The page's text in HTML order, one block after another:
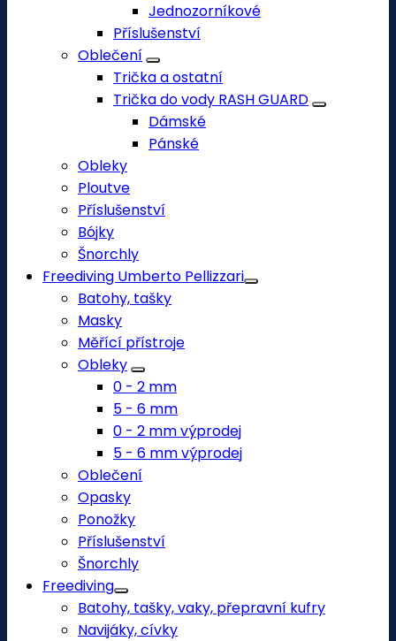
Jednozorníkové
Příslušenství
Oblečení
Trička a ostatní
Trička do vody RASH GUARD
Dámské
Pánské
Obleky
Ploutve
Příslušenství
Bójky
Šnorchly
Freediving Umberto Pellizzari
Batohy, tašky
Masky
Měřící přístroje
Obleky
0 - 2 mm
5 - 6 mm
0 - 2 mm výprodej
5 - 6 mm výprodej
Oblečení
Opasky
Ponožky
Příslušenství
Šnorchly
Freediving
Batohy, tašky, vaky, přepravní kufry
Navijáky, cívky